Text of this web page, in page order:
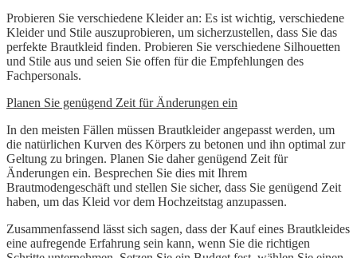
Probieren Sie verschiedene Kleider an: Es ist wichtig, verschiedene
Kleider und Stile auszuprobieren, um sicherzustellen, dass Sie das
perfekte Brautkleid finden. Probieren Sie verschiedene Silhouetten
und Stile aus und seien Sie offen für die Empfehlungen des
Fachpersonals.
Planen Sie genügend Zeit für Änderungen ein
In den meisten Fällen müssen Brautkleider angepasst werden, um
die natürlichen Kurven des Körpers zu betonen und ihn optimal zur
Geltung zu bringen. Planen Sie daher genügend Zeit für
Änderungen ein. Besprechen Sie dies mit Ihrem
Brautmodengeschäft und stellen Sie sicher, dass Sie genügend Zeit
haben, um das Kleid vor dem Hochzeitstag anzupassen.
Zusammenfassend lässt sich sagen, dass der Kauf eines Brautkleides
eine aufregende Erfahrung sein kann, wenn Sie die richtigen